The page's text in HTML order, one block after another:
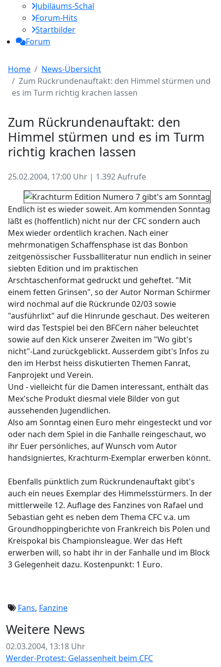
Jubiläums-Schal
Forum-Hits
Startbilder
Forum
Home
News-Übersicht
Zum Rückrundenauftakt: den Himmel stürmen und
es im Turm richtig krachen lassen
Zum Rückrundenauftakt: den
Himmel stürmen und es im Turm
richtig krachen lassen
25.02.2004, 17:00 Uhr | 1.392 Aufrufe
Endlich ist es wieder soweit. Am kommenden Sonntag
läßt es (hoffentlich) nicht nur der CFC sondern auch
Mex wieder ordentlich krachen. Nach einer
mehrmonatigen Schaffensphase ist das Bonbon
zeitgenössischer Fussballiteratur nun endlich in seiner
siebten Edition und im praktischen
Arschtaschenformat gedruckt und geheftet. "Mit
einem fetten Grinsen", so der Autor Norman Schirmer
wird nochmal auf die Rückrunde 02/03 sowie
"ausführlixt" auf die Hinrunde geschaut. Des weiteren
wird das Testspiel bei den BFCern näher beleuchtet
sowie auf den Kick unserer Zweiten im "Wo gibt's
nicht"-Land zurückgeblickt. Ausserdem gibt's Infos zu
den im Herbst heiss diskutierten Themen Fanrat,
Fanprojekt und Verein.
Und - vielleicht für die Damen interessant, enthält das
Mex'sche Produkt diesmal viele Bilder von gut
aussehenden Jugendlichen.
Also am Sonntag einen Euro mehr eingesteckt und vor
oder nach dem Spiel in die Fanhalle reingeschaut, wo
ihr Euer persönliches, auf Wunsch vom Autor
handsigniertes, Krachturm-Exemplar erwerben könnt.
Ebenfalls pünktlich zum Rückrundenauftakt gibt's
auch ein neues Exemplar des Himmelsstürmers. In der
mittlerweile 12. Auflage des Fanzines von Rafael und
Sebastian geht es neben dem Thema CFC v.a. um
Groundhoppingberichte von Frankreich bis Polen und
Kreispokal bis Championsleague. Wer das Heft
erwerben will, so habt ihr in der Fanhalle und im Block
3 Gelegenheit dazu. Kostenpunkt: 1 Euro.
Fans, Fanzine
Weitere News
02.03.2004, 13:18 Uhr
Werder-Protest: Gelassenheit beim CFC